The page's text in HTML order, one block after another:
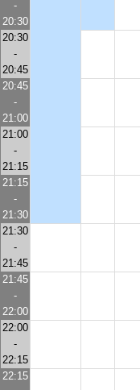
-
20:30
20:30
-
20:45
20:45
-
21:00
21:00
-
21:15
21:15
-
21:30
21:30
-
21:45
21:45
-
22:00
22:00
-
22:15
22:15